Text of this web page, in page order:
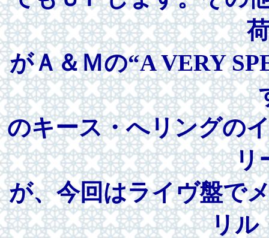
がＡ＆Ｍの“A VERY
のキース・へリングの
リ
が、今回はライヴ盤で
リル